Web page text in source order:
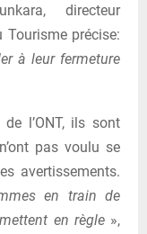
directeur
Tourisme précise:
à leur fermeture
l’ONT, ils sont
pas voulu se
avertissements.
en train de
en règle»,